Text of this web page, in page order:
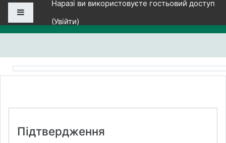
Перейти до головного вмісту
Наразі ви використовуєте гостьовий доступ
(Увійти)
Підтвердження